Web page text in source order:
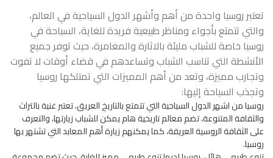
تعتبر روسيا واحدة من أهم وأشهر الدول السياحية في العالم،
والتي تتمتع بأجواء ومناظر طبيعية فريدة للغاية، السياحة في
روسيا خاصة للشباب مليئة بالاثارة والمغامرة، حيث توفر جميع
الأنشطة التي تناسب الشباب وتساعدهم في قضاء أوقات لا تفوت
وتجارب مميزة، وتعد من أهم المميزات التي تمتلكها روسيا
وتجذب السياحة إليها:
روسيا من اشهر الدول السياحية التي تتمتع بالتاريخ العريق، تعتبر غنية بالتراث
والثقافة المتنوعة، تضم معالم تاريخية هام يمكن للشباب زيارتها، والتعرف
على الثقافة الروسية العريقة، كما يمكنهم زيارة أهم المعابد التي تشتهر بها
روسيا.